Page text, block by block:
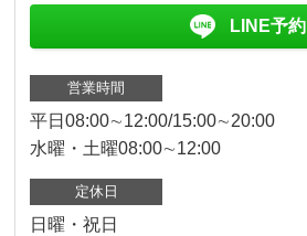
LINE予約
営業時間
平日08:00∼12:00/15:00∼20:00
水曜・土曜08:00∼12:00
定休日
日曜・祝日